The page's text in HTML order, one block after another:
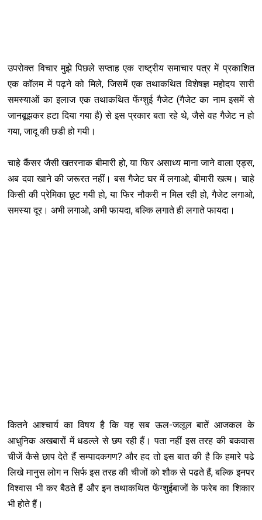
उपरोक्त विचार मुझे पिछले सप्ताह एक राष्ट्रीय समाचार पत्र में प्रकाशित
एक कॉलम में पढ़ने को मिले, जिसमें एक तथाकथित विशेषज्ञ महोदय सारी
समस्याओं का इलाज एक तथाकथित फेंग्शुई गैजेट (गैजेट का नाम इसमें से
जानबूझकर हटा दिया गया है) से इस प्रकार बता रहे थे, जैसे वह गैजेट न हो
गया, जादू की छडी हो गयी।
चाहे कैंसर जैसी खतरनाक बीमारी हो, या फिर असाध्य माना जाने वाला एड्स,
अब दवा खाने की जरूरत नहीं। बस गैजेट घर में लगाओ, बीमारी खत्म। चाहे
किसी की प्रेमिका छूट गयी हो, या फिर नौकरी न मिल रही हो, गैजेट लगाओ,
समस्या दूर। अभी लगाओ, अभी फायदा, बल्कि लगाते ही लगाते फायदा।
कितने आश्चार्य का विषय है कि यह सब ऊल-जलूल बातें आजकल के
आधुनिक अखबारों में धडल्ले से छप रही हैं। पता नहीं इस तरह की बकवास
चीजें कैसे छाप देते हैं सम्पादकगण? और हद तो इस बात की है कि हमारे पढे
लिखे मानुस लोग न सिर्फ इस तरह की चीजों को शौक से पढते हैं, बल्कि इनपर
विश्वास भी कर बैठते हैं और इन तथाकथित फेंग्शुईबाजों के फरेब का शिकार
भी होते हैं।